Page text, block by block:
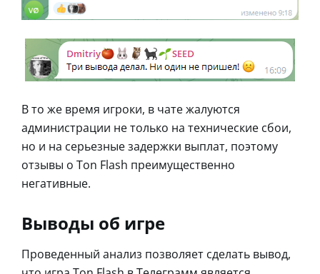
В то же время игроки, в чате жалуются
администрации не только на технические сбои,
но и на серьезные задержки выплат, поэтому
отзывы о Ton Flash преимущественно
негативные.
Выводы об игре
Проведенный анализ позволяет сделать вывод,